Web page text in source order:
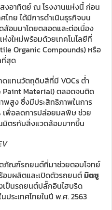
งอาทิตย์ ณ โรงงานแห่งนี้ ก่อน
ไทย ได้มีการดำเนินธุรกิจบน
อมมาโดยตลอดและต่อเนื่อง
งใหม่พร้อมด้วยเทคโนโลยีที่
Organic Compounds) หรือ
ที่สุด
แทนวัตถุดิบสีที่มี VOCs ต่ำ
Paint Material) ตลอดจนติด
พสูง ซึ่งมีประสิทธิภาพในการ
เพื่อลดการปล่อยมลพิษ ช่วย
มิตรกับสิ่งแวดล้อมมากขึ้น
ณฑ์รถยนต์ที่มาช่วยตอบโจทย์
มผลิตและเปิดตัวรถยนต์มิตซู
เป็นรถยนต์ปลั๊กอินไฮบริด
ะเทศไทยในปี พ.ศ. 2563